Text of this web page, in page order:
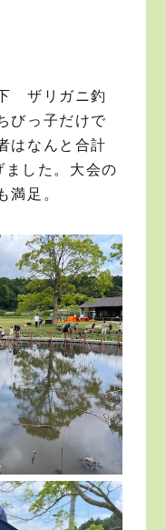
ザリガニ釣
びっ子だけで
はなんと合計
した。大会の
満足。